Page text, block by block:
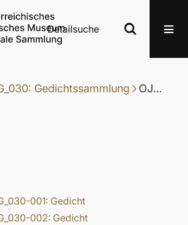
Detailsuche
Gedichtssammlung OJM_DN_G_030-071: Gedicht
001: Gedicht
002: Gedicht